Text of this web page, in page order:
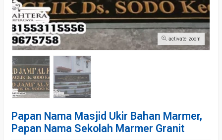
activate zoom
Papan Nama Masjid Ukir Bahan Marmer,
Papan Nama Sekolah Marmer Granit